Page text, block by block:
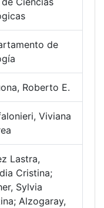
de
Roberto E.
Viviana
Lastra,
Cristina;
Sylvia
Alzogaray,